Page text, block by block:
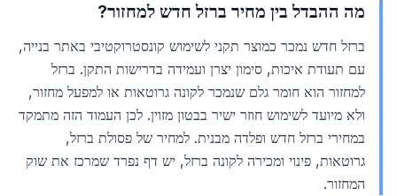
מה ההבדל בין מחיר ברזל חדש למחזור?
ברזל חדש נמכר כמוצר תקני לשימוש קונסטרוקטיבי באתר בנייה,
עם תעודת איכות, סימון יצרן ועמידה בדרישות התקן. ברזל
למחזור הוא חומר גלם שנמכר לקונה גרוטאות או למפעל מחזור,
ולא מיועד לשימוש חוזר ישיר בבטון מזוין. לכן העמוד הזה מתמקד
במחירי ברזל חדש ופלדה מבנית. למחיר של פסולת ברזל,
גרוטאות, פינוי ומכירה לקונה ברזל, יש דף נפרד שמרכז את שוק
המחזור.